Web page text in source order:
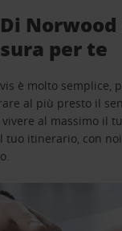
per te
è molto semplice,
al più presto il
al massimo il
tuo itinerario, con